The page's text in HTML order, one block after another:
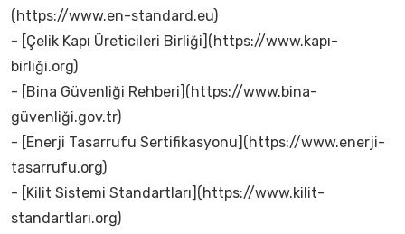
(https://www.en-standard.eu)
- [Çelik Kapı Üreticileri Birliği](https://www.kapı-
birliği.org)
- [Bina Güvenliği Rehberi](https://www.bina-
güvenliği.gov.tr)
- [Enerji Tasarrufu Sertifikasyonu](https://www.enerji-
tasarrufu.org)
- [Kilit Sistemi Standartları](https://www.kilit-
standartları.org)